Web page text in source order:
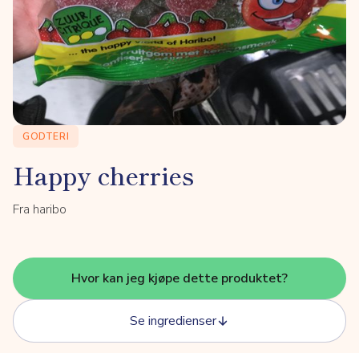
GODTERI
Happy cherries
Fra haribo
Hvor kan jeg kjøpe dette produktet?
Se ingredienser